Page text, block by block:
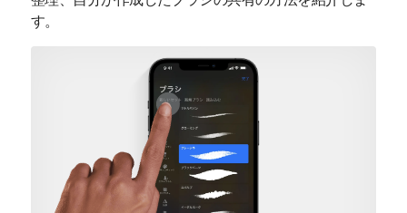
す。